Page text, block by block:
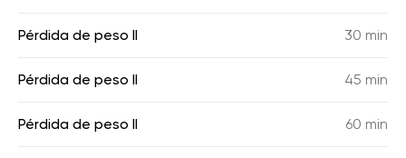
Pérdida de peso II 30 min
Pérdida de peso II 45 min
Pérdida de peso II 60 min